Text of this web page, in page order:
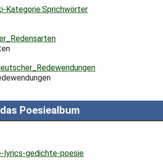
Kategorie:Sprichwörter
Poesiealbum
lyrics-gedichte-poesie